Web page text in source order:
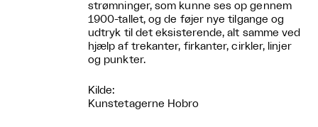
strømninger, som kunne ses op gennem
1900-tallet, og de føjer nye tilgange og
udtryk til det eksisterende, alt samme ved
hjælp af trekanter, firkanter, cirkler, linjer
og punkter.
Kilde:
Kunstetagerne Hobro